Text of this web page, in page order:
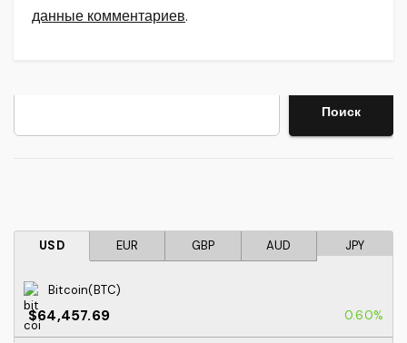
данные комментариев.
Поиск
USD EUR GBP AUD JPY
Bitcoin(BTC)
$64,457.69 0.60%